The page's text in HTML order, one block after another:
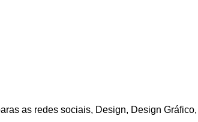
as redes sociais, Design, Design